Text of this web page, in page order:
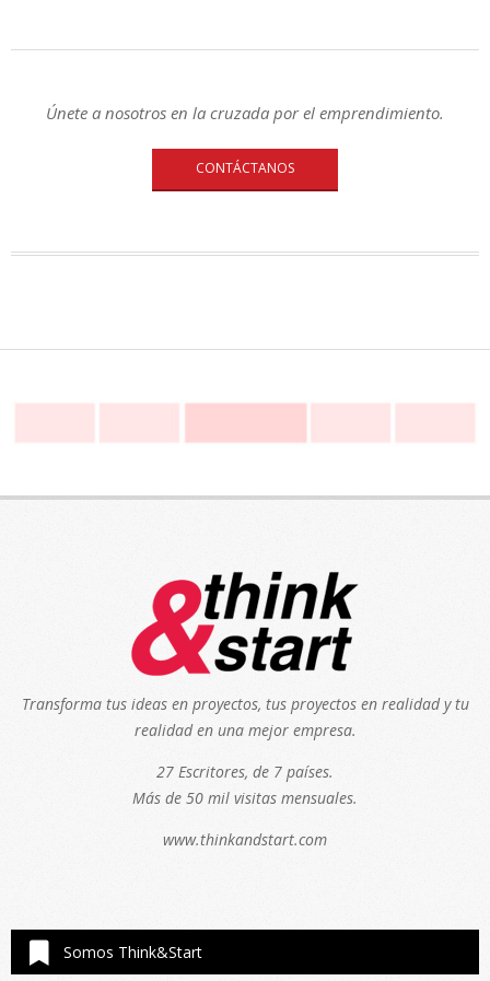
Únete a nosotros en la cruzada por el emprendimiento.
CONTÁCTANOS
Transforma tus ideas en proyectos, tus proyectos en realidad y tu
realidad en una mejor empresa.
27 Escritores, de 7 países.
Más de 50 mil visitas mensuales.
www.thinkandstart.com
Somos Think&Start